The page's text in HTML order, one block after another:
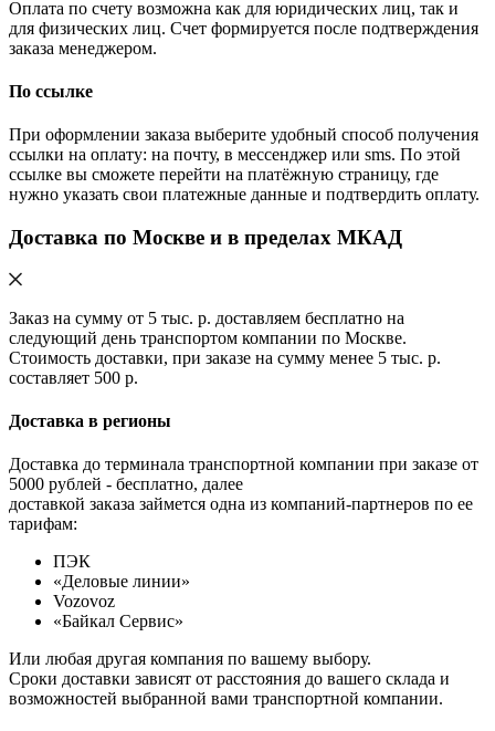
Оплата по счету возможна как для юридических лиц, так и
для физических лиц. Счет формируется после подтверждения
заказа менеджером.
По ссылке
При оформлении заказа выберите удобный способ получения
ссылки на оплату: на почту, в мессенджер или sms. По этой
ссылке вы сможете перейти на платёжную страницу, где
нужно указать свои платежные данные и подтвердить оплату.
Доставка по Москве и в пределах МКАД
Заказ на сумму от 5 тыс. р. доставляем бесплатно на
следующий день транспортом компании по Москве.
Стоимость доставки, при заказе на сумму менее 5 тыс. р.
составляет 500 р.
Доставка в регионы
Доставка до терминала транспортной компании при заказе от
5000 рублей - бесплатно, далее
доставкой заказа займется одна из компаний-партнеров по ее
тарифам:
ПЭК
«Деловые линии»
Vozovoz
«Байкал Сервис»
Или любая другая компания по вашему выбору.
Сроки доставки зависят от расстояния до вашего склада и
возможностей выбранной вами транспортной компании.